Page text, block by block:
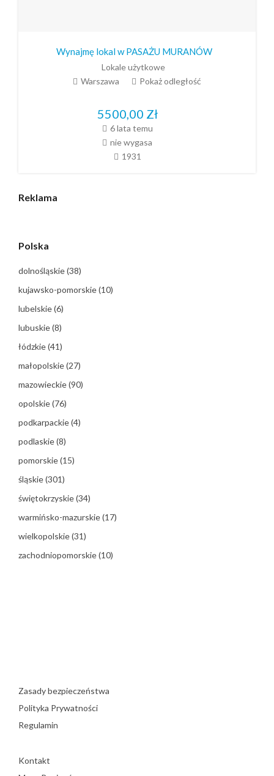
Wynajmę lokal w PASAŻU MURANÓW
Lokale użytkowe
Warszawa
Pokaż odległość
5500,00 Zł
6 lata temu
nie wygasa
1931
Reklama
Polska
dolnośląskie(38)
kujawsko-pomorskie(10)
lubelskie(6)
lubuskie(8)
łódzkie(41)
małopolskie(27)
mazowieckie(90)
opolskie(76)
podkarpackie(4)
podlaskie(8)
pomorskie(15)
śląskie(301)
świętokrzyskie(34)
warmińsko-mazurskie(17)
wielkopolskie(31)
zachodniopomorskie(10)
Zasady bezpieczeństwa
Polityka Prywatności
Regulamin
Kontakt